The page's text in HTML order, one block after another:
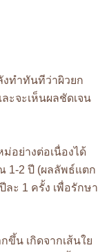
งทำทันทีว่าผิวยก
ะจะเห็นผลชัดเจน
อย่างต่อเนื่องได้
1-2 ปี (ผลลัพธ์แตก
ะ 1 ครั้ง เพื่อรักษา
น เกิดจากเส้นใย